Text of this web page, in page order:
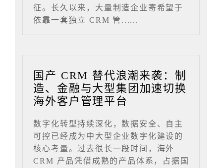
征。长久以来，大量制造企业寄希望于
依靠一套独立 CRM 管......
国产 CRM 替代浪潮来袭：制
造、金融与大型集团加速切换
海外客户管理平台
数字化转型持续深化，数据安全、自主
可控已经成为中大型企业数字化建设的
核心考量。过去很长一段时间，海外
CRM 产品凭借成熟的产品体系，占据国